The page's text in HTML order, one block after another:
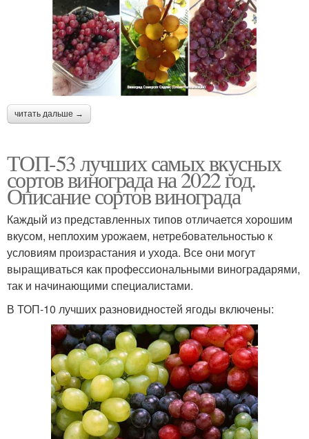
читать дальше →
ТОП-53 лучших самых вкусных
сортов винограда на 2022 год.
Описание сортов винограда
Каждый из представленных типов отличается хорошим
вкусом, неплохим урожаем, нетребовательностью к
условиям произрастания и ухода. Все они могут
выращиваться как профессиональными виноградарями,
так и начинающими специалистами.
В ТОП-10 лучших разновидностей ягоды включены: